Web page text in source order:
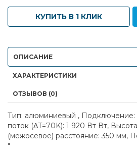
КУПИТЬ В 1 КЛИК
ОПИСАНИЕ
ХАРАКТЕРИСТИКИ
ОТЗЫВОВ (0)
Тип: алюминиевый , Подключение:
поток (ΔT=70K): 1 920 Вт Вт,
(межосевое) расстояние: 350 мм,
"